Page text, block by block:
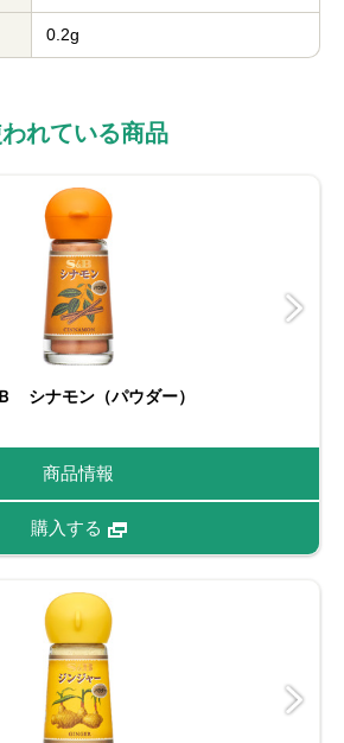
0.2g
れている商品
シナモン（パウダー）
商品情報
購入する